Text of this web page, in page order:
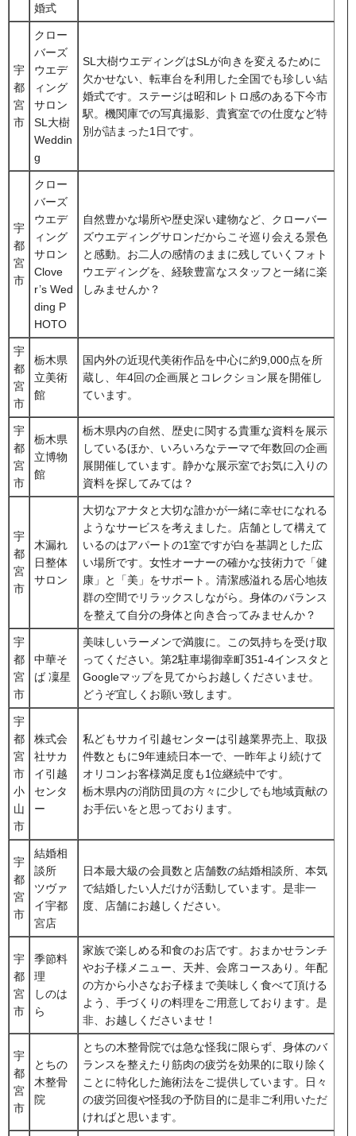
婚式
宇
都
宮
市
クロー
バーズ
ウエデ
ィング
サロン
SL大樹
Weddin
g
SL大樹ウエディングはSLが向きを変えるために
欠かせない、転車台を利用した全国でも珍しい結
婚式です。ステージは昭和レトロ感のある下今市
駅。機関庫での写真撮影、貴賓室での仕度など特
別が詰まった1日です。
宇
都
宮
市
クロー
バーズ
ウエデ
ィング
サロン
Clove
r’s Wed
ding P
HOTO
自然豊かな場所や歴史深い建物など、クローバー
ズウエディングサロンだからこそ巡り会える景色
と感動。お二人の感情のままに残していくフォト
ウエディングを、経験豊富なスタッフと一緒に楽
しみませんか？
宇
都
宮
市
栃木県
立美術
館
国内外の近現代美術作品を中心に約9,000点を所
蔵し、年4回の企画展とコレクション展を開催し
ています。
宇
都
宮
市
栃木県
立博物
館
栃木県内の自然、歴史に関する貴重な資料を展示
しているほか、いろいろなテーマで年数回の企画
展開催しています。静かな展示室でお気に入りの
資料を探してみては？
宇
都
宮
市
木漏れ
日整体
サロン
大切なアナタと大切な誰かが一緒に幸せになれる
ようなサービスを考えました。店舗として構えて
いるのはアパートの1室ですが白を基調とした広
い場所です。女性オーナーの確かな技術力で「健
康」と「美」をサポート。清潔感溢れる居心地抜
群の空間でリラックスしながら。身体のバランス
を整えて自分の身体と向き合ってみませんか？
宇
都
宮
市
中華そ
ば 凜星
美味しいラーメンで満腹に。この気持ちを受け取
ってください。第2駐車場御幸町351-4インスタと
Googleマップを見てからお越しくださいませ。
どうぞ宜しくお願い致します。
宇
都
宮
市
小
山
市
株式会
社サカ
イ引越
センタ
ー
私どもサカイ引越センターは引越業界売上、取扱
件数ともに9年連続日本一で、一昨年より続けて
オリコンお客様満足度も1位継続中です。
栃木県内の消防団員の方々に少しでも地域貢献の
お手伝いをと思っております。
宇
都
宮
市
結婚相
談所
ツヴァ
イ宇都
宮店
日本最大級の会員数と店舗数の結婚相談所、本気
で結婚したい人だけが活動しています。是非一
度、店舗にお越しください。
宇
都
宮
市
季節料
理
しのは
ら
家族で楽しめる和食のお店です。おまかせランチ
やお子様メニュー、天丼、会席コースあり。年配
の方から小さなお子様まで美味しく食べて頂ける
よう、手づくりの料理をご用意しております。是
非、お越しくださいませ！
宇
都
宮
市
とちの
木整骨
院
とちの木整骨院では急な怪我に限らず、身体のバ
ランスを整えたり筋肉の疲労を効果的に取り除く
ことに特化した施術法をご提供しています。日々
の疲労回復や怪我の予防目的に是非ご利用いただ
ければと思います。